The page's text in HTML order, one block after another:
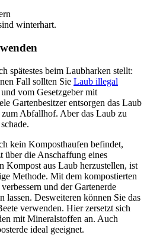
winterhart.
spätestes beim Laubharken stellt:
Fall sollten Sie Laub illegal
vom Gesetzgeber mit
Gartenbesitzer entsorgen das Laub
Abfallhof. Aber das Laub zu
kein Komposthaufen befindet,
über die Anschaffung eines
Kompost aus Laub herzustellen, ist
Methode. Mit dem kompostierten
und der Gartenerde
Desweiteren können Sie das
verwenden. Hier zersetzt sich
mit Mineralstoffen an. Auch
ideal geeignet.